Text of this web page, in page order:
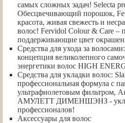
самых сложных задач! Selecta
Обесцвечивающий порошок,
красота, живая свежесть и
волос! Fervidol Colour & Care –
поддерживающие цвет
Средства для ухода за
концепция великолепного
энергетики волос HIGH
Средства для укладки волос:
профессиональная формула с
ультрафиолетовым фильтром,
АМУЛЕТТ ДИМЕНШЭНЗ -
профессионалов!
Аксессуары для волос